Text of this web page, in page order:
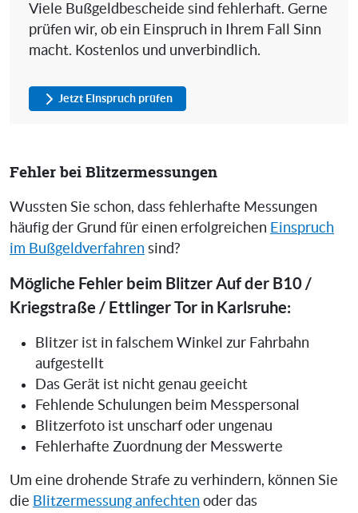
Viele Bußgeldbescheide sind fehlerhaft. Gerne
prüfen wir, ob ein Einspruch in Ihrem Fall Sinn
macht. Kostenlos und unverbindlich.
Jetzt Einspruch prüfen
Fehler bei Blitzermessungen
Wussten Sie schon, dass fehlerhafte Messungen
häufig der Grund für einen erfolgreichen Einspruch
im Bußgeldverfahren sind?
Mögliche Fehler beim Blitzer Auf der B10 /
Kriegstraße / Ettlinger Tor in Karlsruhe:
Blitzer ist in falschem Winkel zur Fahrbahn
aufgestellt
Das Gerät ist nicht genau geeicht
Fehlende Schulungen beim Messpersonal
Blitzerfoto ist unscharf oder ungenau
Fehlerhafte Zuordnung der Messwerte
Um eine drohende Strafe zu verhindern, können Sie
die Blitzermessung anfechten oder das